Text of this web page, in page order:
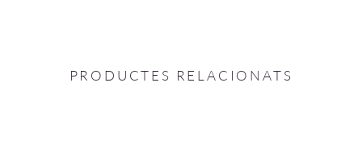
PRODUCTES RELACIONATS